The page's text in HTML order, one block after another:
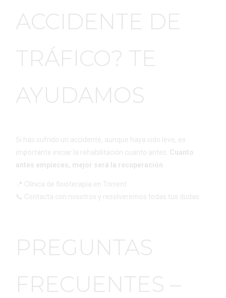
ACCIDENTE DE
TRÁFICO? TE
AYUDAMOS
Si has sufrido un accidente, aunque haya sido leve, es
importante iniciar la rehabilitación cuanto antes. Cuanto
antes empieces, mejor será la recuperación
📍 Clínica de fisioterapia en Torrent
📞 Contacta con nosotros y resolveremos todas tus dudas
PREGUNTAS
FRECUENTES –